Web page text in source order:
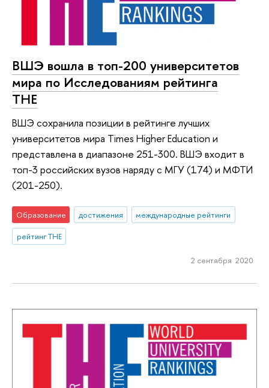
ВШЭ вошла в топ-200 университетов
мира по Исследованиям рейтинга
THE
ВШЭ сохранила позиции в рейтинге лучших
университетов мира Тimes Higher Education и
представлена в диапазоне 251-300. ВШЭ входит в
топ-3 российских вузов наряду с МГУ (174) и МФТИ
(201-250).
Образование достижения
международные рейтинги
рейтинг THE
2 сентября 2020